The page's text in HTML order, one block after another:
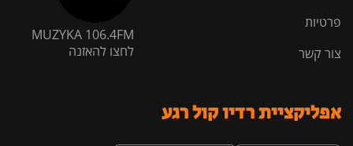
פרטיות
צור קשר
MUZYKA 106.4FM
לחצו להאזנה
אפליקציית רדיו קול רגע